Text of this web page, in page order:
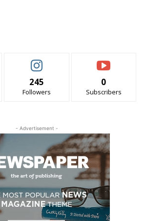
245
Followers
0
Subscribers
- Advertisement -